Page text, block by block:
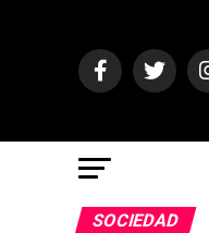
SOCIEDAD